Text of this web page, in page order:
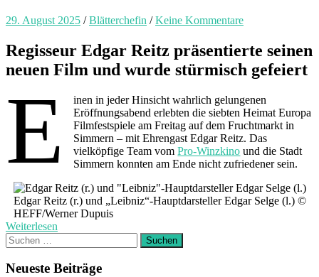
29. August 2025 /Blätterchefin /Keine Kommentare
Regisseur Edgar Reitz präsentierte seinen
neuen Film und wurde stürmisch gefeiert
E
inen in jeder Hinsicht wahrlich gelungenen
Eröffnungsabend erlebten die siebten Heimat Europa
Filmfestspiele am Freitag auf dem Fruchtmarkt in
Simmern – mit Ehrengast Edgar Reitz. Das
vielköpfige Team vomPro-Winzkino und die Stadt
Simmern konnten am Ende nicht zufriedener sein.
Edgar Reitz (r.) und „Leibniz“-Hauptdarsteller Edgar Selge (l.) ©
HEFF/Werner Dupuis
Weiterlesen
Suchen
nach:
Neueste Beiträge